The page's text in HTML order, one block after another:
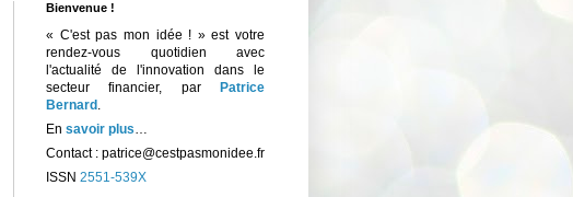
Bienvenue !
« C'est pas mon idée ! » est votre
rendez-vous quotidien avec
l'actualité de l'innovation dans le
secteur financier, par
Patrice
Bernard .
En savoir plus…
Contact : patrice@cestpasmonidee.fr
ISSN 2551-539X